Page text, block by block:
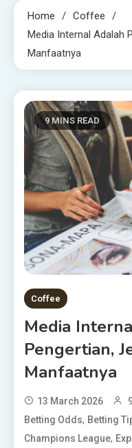
Home
Coffee
Media Internal Adalah
Manfaatnya
9 MINS READ
Coffee
Media
Pengertian,
Manfaatnya
13 March 2026
Betting Odds, Betting
Champions League,